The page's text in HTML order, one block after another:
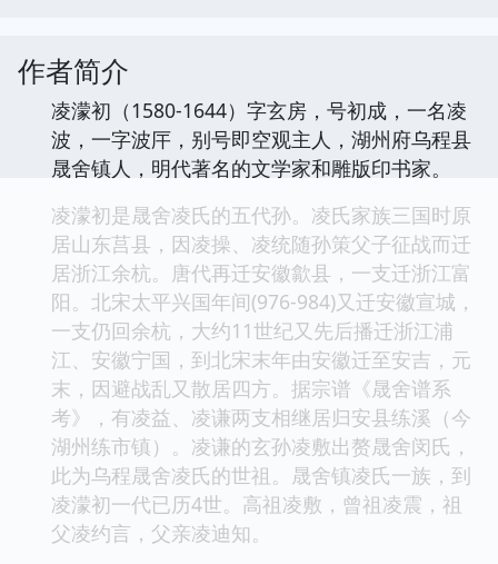
作者简介
凌濛初（1580-1644）字玄房，号初成，一名凌
波，一字波厈，别号即空观主人，湖州府乌程县
晟舍镇人，明代著名的文学家和雕版印书家。
凌濛初是晟舍凌氏的五代孙。凌氏家族三国时原
居山东莒县，因凌操、凌统随孙策父子征战而迁
居浙江余杭。唐代再迁安徽歙县，一支迁浙江富
阳。北宋太平兴国年间(976-984)又迁安徽宣城，
一支仍回余杭，大约11世纪又先后播迁浙江浦
江、安徽宁国，到北宋末年由安徽迁至安吉，元
末，因避战乱又散居四方。据宗谱《晟舍谱系
考》，有凌益、凌谦两支相继居归安县练溪（今
湖州练市镇）。凌谦的玄孙凌敷出赘晟舍闵氏，
此为乌程晟舍凌氏的世祖。晟舍镇凌氏一族，到
凌濛初一代已历4世。高祖凌敷，曾祖凌震，祖
父凌约言，父亲凌迪知。